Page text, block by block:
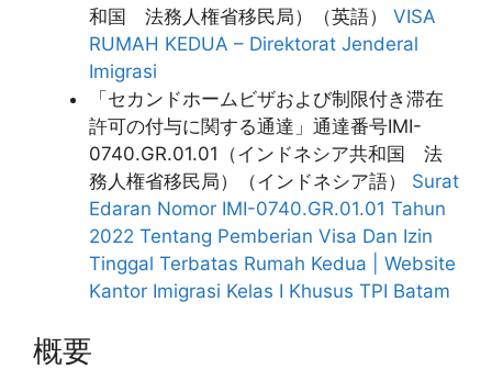
和国 法務人権省移民局）（英語） VISA
RUMAH KEDUA – Direktorat Jenderal
Imigrasi
「セカンドホームビザおよび制限付き滞在
許可の付与に関する通達」通達番号IMI-
0740.GR.01.01（インドネシア共和国 法
務人権省移民局）（インドネシア語） Surat
Edaran Nomor IMI-0740.GR.01.01 Tahun
2022 Tentang Pemberian Visa Dan Izin
Tinggal Terbatas Rumah Kedua | Website
Kantor Imigrasi Kelas I Khusus TPI Batam
概要